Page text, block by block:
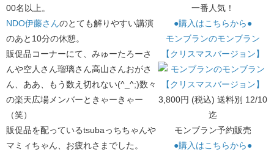
一番人気！
●購入はこちらから●
モンブランのモンブラン
【クリスマスバージョン】
3,800円 (税込) 送料別 12/10
迄
モンブラン予約販売
●購入はこちらから●
00名以上。
NDO伊藤さんのとても解りやすい講演
のあと10分の休憩。
販促品コーナーにて、みゅーたろーさ
んや空人さん瑠璃さん高山さんおがさ
ん、ああ、もう数え切れない(^_^;)数々
の楽天広場メンバーときゃーきゃー
（笑）
販促品を配っているtsubaっちちゃんや
マミィちゃん、お疲れさまでした。